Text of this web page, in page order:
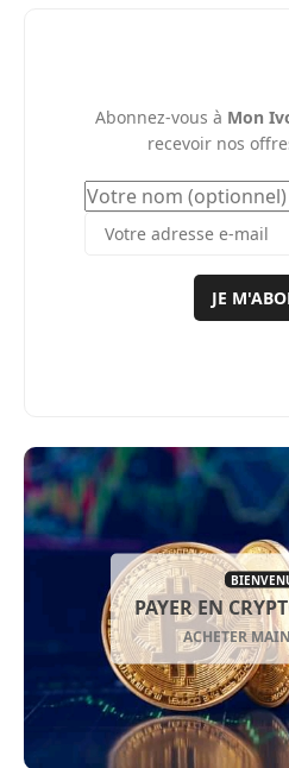
Abonnez-vous à Mon
recevoir nos
JE
PAYER EN
ACHETER